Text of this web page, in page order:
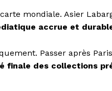
mondiale. Asier
accrue et
Passer après
finale des collections